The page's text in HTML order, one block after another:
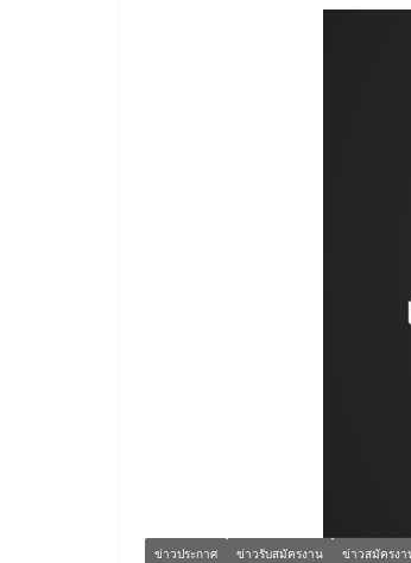
ข่าวประกาศ ข่าวรับสมัครงาน ข่าวสมัครงา